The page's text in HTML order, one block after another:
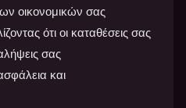
οικονομικών σας
ότι οι καταθέσεις σας
σας
και